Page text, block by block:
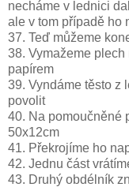
necháme v lednici
ale v tom případě ho
37. Teď můžeme
38. Vymažeme
papírem
39. Vyndáme těsto z
povolit
40. Na pomoučněné
50x12cm
41. Překrojíme ho
42. Jednu část
43. Druhý obdélník